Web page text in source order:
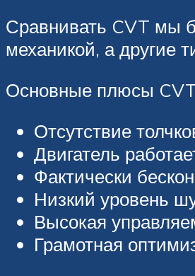
Сравнивать CVT мы
механикой, а другие
Основные плюсы
Отсутствие
Двигатель
Фактически
Низкий уровень
Высокая
Грамотная